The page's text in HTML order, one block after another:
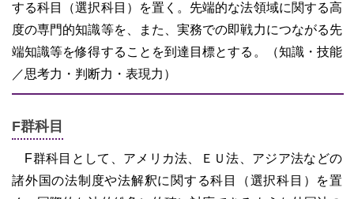
する科目（選択科目）を置く。先端的な法領域に関する高
度の専門的知識等を、また、実務での即戦力につながる先
端知識等を修得することを到達目標とする。（知識・技能
／思考力・判断力・表現力）
F群科目
F群科目として、アメリカ法、ＥＵ法、アジア法などの
諸外国の法制度や法解釈に関する科目（選択科目）を置